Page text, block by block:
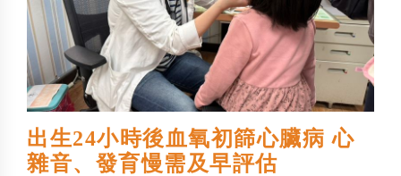
出生24小時後血氧初篩心臟病 心
雜音、發育慢需及早評估